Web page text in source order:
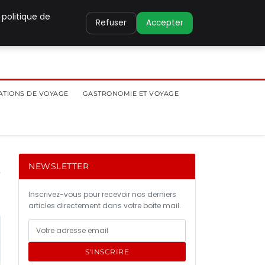
DE VOYAGE GASTRONOMIE ET VOYAGE
NEWSLETTER
Inscrivez-vous pour recevoir nos derniers
articles directement dans votre boîte mail.
S'INSCRIRE
de
Refuser Accepter